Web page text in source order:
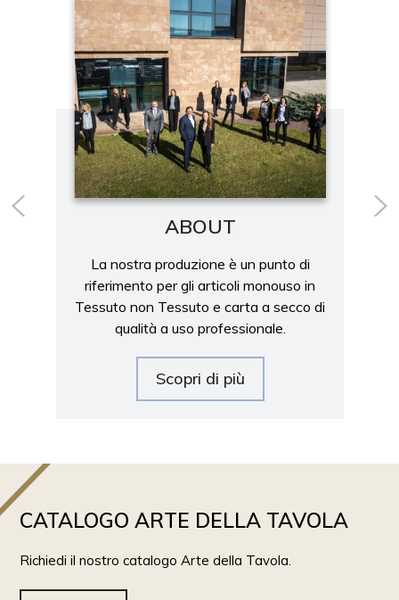
ABOUT
La nostra produzione è un punto di
riferimento per gli articoli monouso in
Tessuto non Tessuto e carta a secco di
qualità a uso professionale.
Scopri di più
CATALOGO ARTE DELLA TAVOLA
Richiedi il nostro catalogo Arte della Tavola.